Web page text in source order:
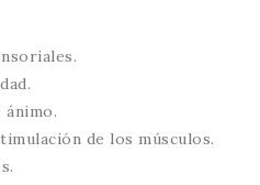
de los músculos.